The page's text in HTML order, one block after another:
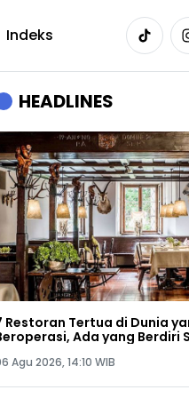
Indeks
HEADLINES
Restoran Tertua di Dunia
Ada yang Berdiri
Agu 2026, 14:10 WIB